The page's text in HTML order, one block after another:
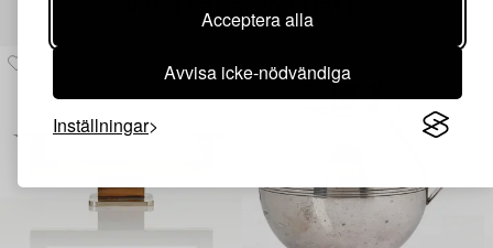
Acceptera alla
Avvisa icke-nödvändiga
Inställningar